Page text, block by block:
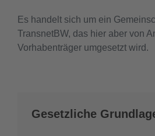
Es handelt sich um ein
TransnetBW, das hier aber von
Vorhabenträger umgesetzt wird.
Gesetzliche